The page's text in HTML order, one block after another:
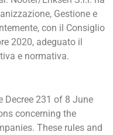
Gestione e
con il Consiglio
2020, adeguato il
e normativa.
Decree 231 of 8 June
concerning the
These rules and